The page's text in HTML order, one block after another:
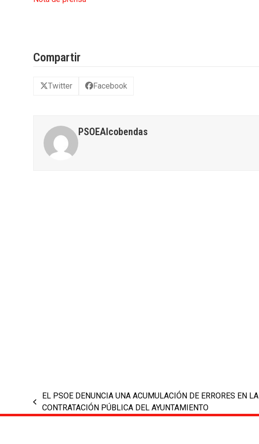
Compartir
Twitter Facebook
PSOEAlcobendas
previous
post:
EL PSOE DENUNCIA UNA ACUMULACIÓN DE ERRORES EN LA
CONTRATACIÓN PÚBLICA DEL AYUNTAMIENTO